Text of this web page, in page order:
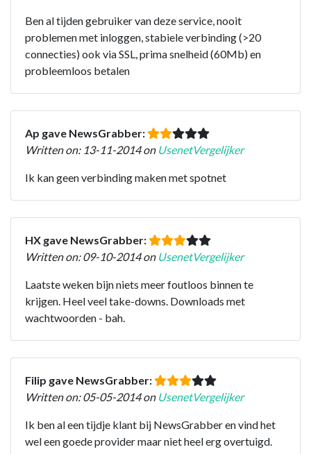
Ben al tijden gebruiker van deze service, nooit
problemen met inloggen, stabiele verbinding (>20
connecties) ook via SSL, prima snelheid (60Mb) en
probleemloos betalen
Ap gave NewsGrabber:
Written on: 13-11-2014 on UsenetVergelijker
Ik kan geen verbinding maken met spotnet
HX gave NewsGrabber:
Written on: 09-10-2014 on UsenetVergelijker
Laatste weken bijn niets meer foutloos binnen te
krijgen. Heel veel take-downs. Downloads met
wachtwoorden - bah.
Filip gave NewsGrabber:
Written on: 05-05-2014 on UsenetVergelijker
Ik ben al een tijdje klant bij NewsGrabber en vind het
wel een goede provider maar niet heel erg overtuigd.